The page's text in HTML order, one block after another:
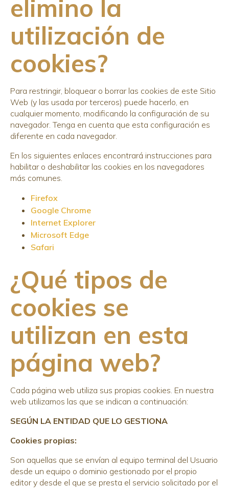
elimino la
utilización de
cookies?
Para restringir, bloquear o borrar las cookies de este Sitio
Web (y las usada por terceros) puede hacerlo, en
cualquier momento, modificando la configuración de su
navegador. Tenga en cuenta que esta configuración es
diferente en cada navegador.
En los siguientes enlaces encontrará instrucciones para
habilitar o deshabilitar las cookies en los navegadores
más comunes.
Firefox
Google Chrome
Internet Explorer
Microsoft Edge
Safari
¿Qué tipos de
cookies se
utilizan en esta
página web?
Cada página web utiliza sus propias cookies. En nuestra
web utilizamos las que se indican a continuación:
SEGÚN LA ENTIDAD QUE LO GESTIONA
Cookies propias:
Son aquellas que se envían al equipo terminal del Usuario
desde un equipo o dominio gestionado por el propio
editor y desde el que se presta el servicio solicitado por el